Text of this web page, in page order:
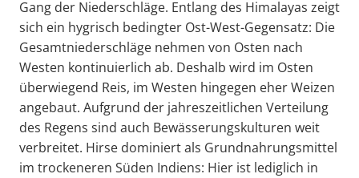
Gang der Niederschläge. Entlang des Himalayas zeigt
sich ein hygrisch bedingter Ost-West-Gegensatz: Die
Gesamtniederschläge nehmen von Osten nach
Westen kontinuierlich ab. Deshalb wird im Osten
überwiegend Reis, im Westen hingegen eher Weizen
angebaut. Aufgrund der jahreszeitlichen Verteilung
des Regens sind auch Bewässerungskulturen weit
verbreitet. Hirse dominiert als Grundnahrungsmittel
im trockeneren Süden Indiens: Hier ist lediglich in